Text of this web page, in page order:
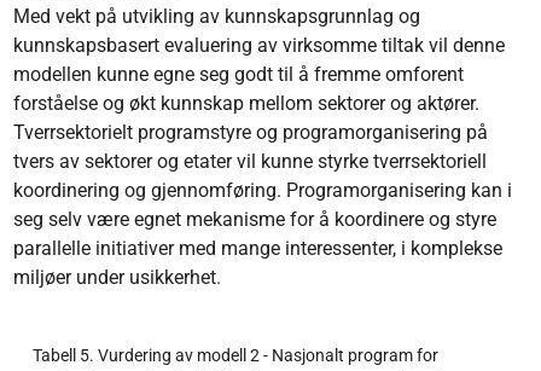
Med vekt på utvikling av kunnskapsgrunnlag og
kunnskapsbasert evaluering av virksomme tiltak vil denne
modellen kunne egne seg godt til å fremme omforent
forståelse og økt kunnskap mellom sektorer og aktører.
Tverrsektorielt programstyre og programorganisering på
tvers av sektorer og etater vil kunne styrke tverrsektoriell
koordinering og gjennomføring. Programorganisering kan i
seg selv være egnet mekanisme for å koordinere og styre
parallelle initiativer med mange interessenter, i komplekse
miljøer under usikkerhet.
Tabell 5. Vurdering av modell 2 - Nasjonalt program for